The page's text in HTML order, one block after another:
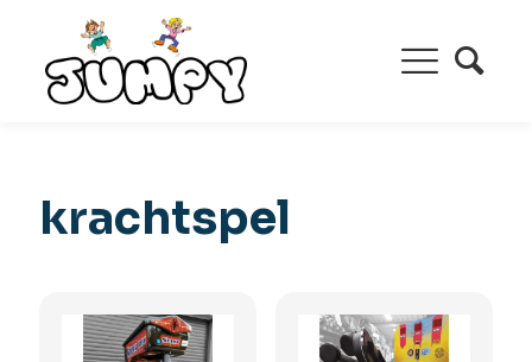
krachtspel